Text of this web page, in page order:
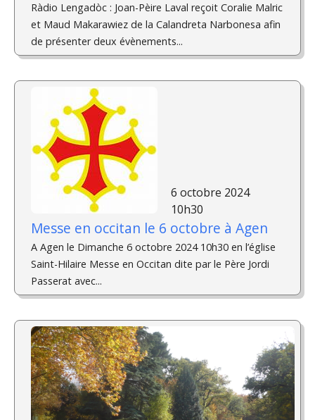
Ràdio Lengadòc : Joan-Pèire Laval reçoit Coralie Malric
et Maud Makarawiez de la Calandreta Narbonesa afin
de présenter deux évènements...
6 octobre 2024
10h30
Messe en occitan le 6 octobre à Agen
A Agen le Dimanche 6 octobre 2024 10h30 en l’église
Saint-Hilaire Messe en Occitan dite par le Père Jordi
Passerat avec...